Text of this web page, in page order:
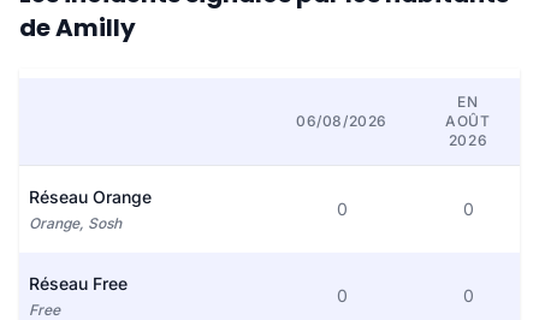
de Amilly
06/08/2026
EN
AOÛT
2026
Réseau Orange
Orange, Sosh
0 0
Réseau Free
Free
0 0